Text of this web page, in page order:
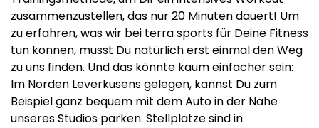
zusammenzustellen, das nur 20 Minuten dauert! Um
zu erfahren, was wir bei terra sports für Deine Fitness
tun können, musst Du natürlich erst einmal den Weg
zu uns finden. Und das könnte kaum einfacher sein:
Im Norden Leverkusens gelegen, kannst Du zum
Beispiel ganz bequem mit dem Auto in der Nähe
unseres Studios parken. Stellplätze sind in